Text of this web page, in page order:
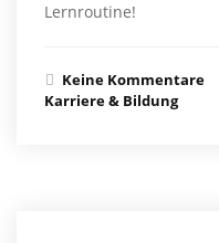
Lernroutine!
Keine Kommentare
Karriere & Bildung